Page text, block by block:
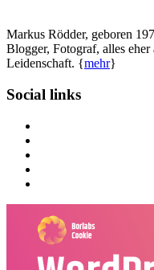
Markus Rödder, geboren
Blogger, Fotograf, alles
Leidenschaft. {mehr}
Social links